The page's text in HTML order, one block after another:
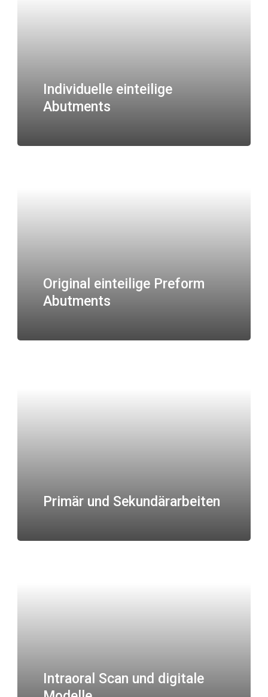
Individuelle einteilige
Abutments
Original einteilige Preform
Abutments
Primär und Sekundärarbeiten
Intraoral Scan und digitale